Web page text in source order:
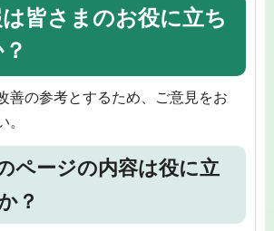
皆さまのお役に立ち
善の参考とするため、ご意見をお
。
ページの内容は役に立
？